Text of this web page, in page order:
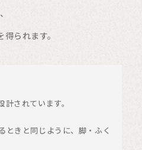
られます。
されています。
ときと同じように、脚・ふく